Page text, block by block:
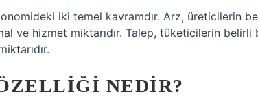
iki temel kavramdır. Arz, üreticilerin
ve hizmet miktarıdır. Talep, tüketicilerin
NEDIR?